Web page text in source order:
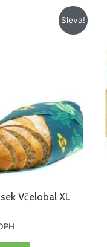
Sleva!
Včelobal XL